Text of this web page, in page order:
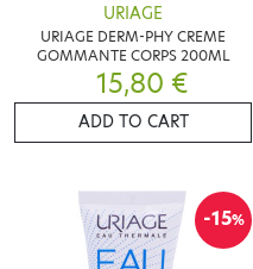
URIAGE
URIAGE DERM-PHY CREME
GOMMANTE CORPS 200ML
15,80 €
ADD TO CART
-15%